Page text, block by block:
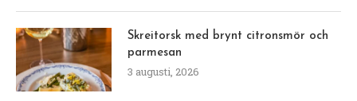
Skreitorsk med brynt citronsmör och
parmesan
3 augusti, 2026